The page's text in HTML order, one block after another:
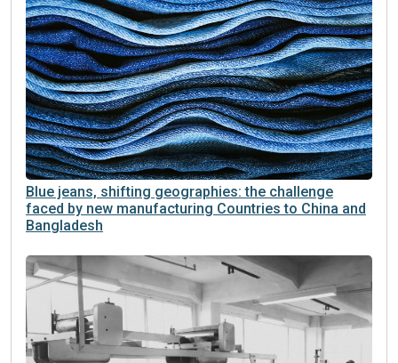
Blue jeans, shifting geographies: the challenge
faced by new manufacturing Countries to China and
Bangladesh